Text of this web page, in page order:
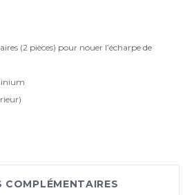
(2 pièces) pour nouer l’écharpe de